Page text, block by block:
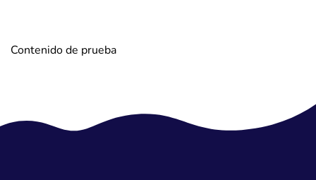
Contenido de prueba